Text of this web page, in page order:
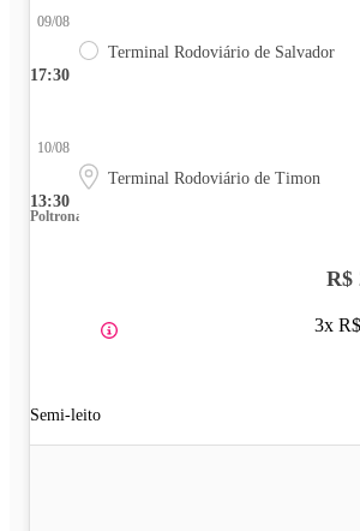
17:30
09/08
Terminal Rodoviário de Salvador
13:30
10/08
Terminal Rodoviário de Timon
Poltrona
Semi-leito
R$
3x